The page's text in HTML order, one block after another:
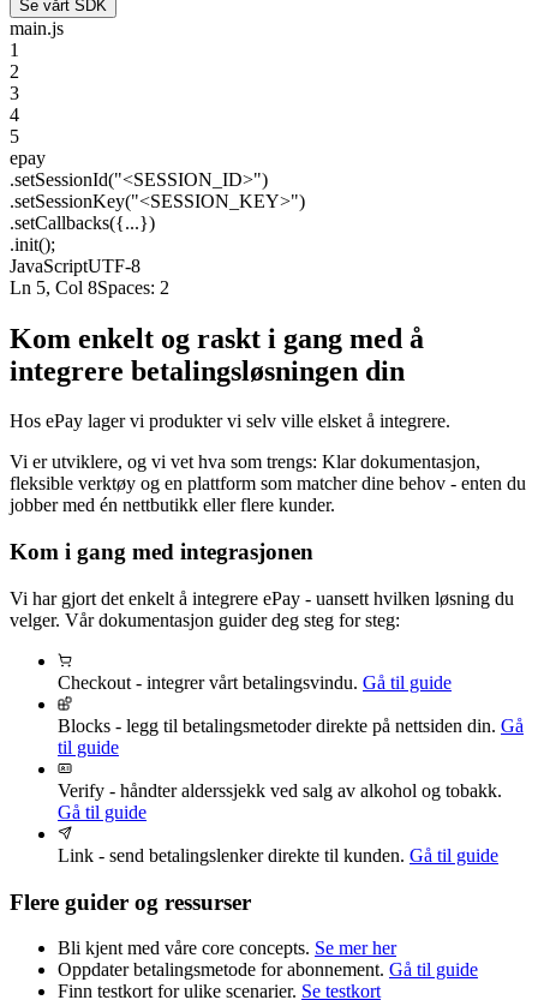
Se vårt SDK
main.js
1
2
3
4
5
epay
setSessionId("<SESSION_ID>")
setSessionKey "<SESSION_KEY>"
setCallbacks
.init();
JavaScript UTF-8
Kom enkelt og raskt i gang med å
integrere betalingsløsningen din
Vi er utviklere, og vi vet hva som trengs: Klar dokumentasjon,
fleksible verktøy og en plattform som matcher dine behov - enten du
Kom i gang med integrasjonen
Vi har gjort det enkelt å integrere ePay - uansett hvilken løsning du
Checkout - integrer vårt betalingsvindu.
Blocks - legg til betalingsmetoder direkte på nettsiden din.
til guide
Verify - håndter alderssjekk ved salg av alkohol og tobakk.
Gå til guide
Flere guider og ressurser
Bli kjent med våre core concepts.Se mer her
Oppdater betalingsmetode for abonnement.